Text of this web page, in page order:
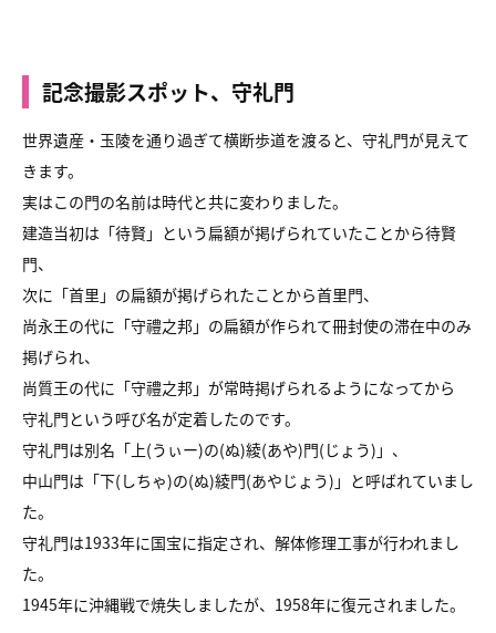
記念撮影スポット、守礼門
世界遺産・玉陵を通り過ぎて横断歩道を渡ると、守礼門が見えて
きます。
実はこの門の名前は時代と共に変わりました。
建造当初は「待賢」という扁額が掲げられていたことから待賢
門、
次に「首里」の扁額が掲げられたことから首里門、
尚永王の代に「守禮之邦」の扁額が作られて冊封使の滞在中のみ
掲げられ、
尚質王の代に「守禮之邦」が常時掲げられるようになってから
守礼門という呼び名が定着したのです。
守礼門は別名「上(うぃー)の(ぬ)綾(あや)門(じょう)」、
中山門は「下(しちゃ)の(ぬ)綾門(あやじょう)」と呼ばれていまし
た。
守礼門は1933年に国宝に指定され、解体修理工事が行われまし
た。
1945年に沖縄戦で焼失しましたが、1958年に復元されました。